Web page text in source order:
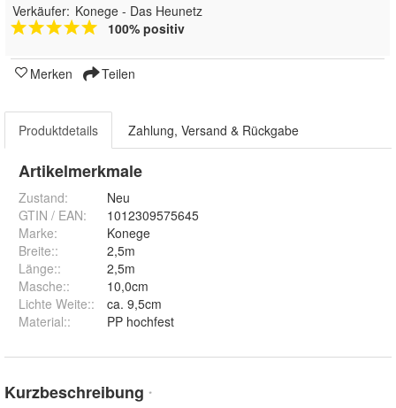
Verkäufer: Konege - Das Heunetz
100% positiv
Merken Teilen
Produktdetails Zahlung, Versand & Rückgabe
Artikelmerkmale
Zustand:
Neu
GTIN / EAN:
1012309575645
Marke:
Konege
Breite::
2,5m
Länge::
2,5m
Masche::
10,0cm
Lichte Weite::
ca. 9,5cm
Material:: PP hochfest
Kurzbeschreibung *